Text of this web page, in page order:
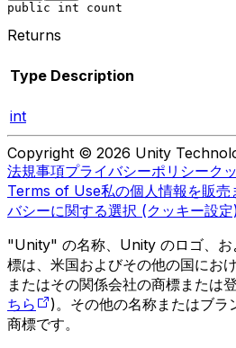
public int count
Returns
Type Description
int
Copyright © 2026 Unity
法規事項プライバシーポリシーク
Terms of Use私の個人情報を販売
バシーに関する選択 (クッキー設定
"Unity" の名称、Unity のロゴ、
標は、米国およびその他の国にお
またはその関係会社の商標または
ちら
)。その他の名称またはブラ
商標です。